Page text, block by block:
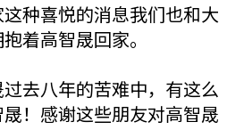
种喜悦的消息我们也和大
着高智晟回家。
去八年的苦难中，有这么
！感谢这些朋友对高智晟